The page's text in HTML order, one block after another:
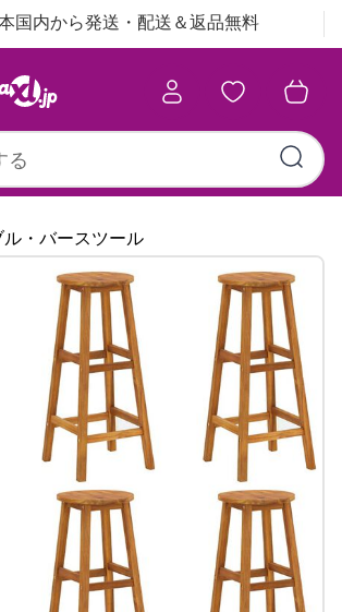
国内から発送・配送＆返品無料
・バースツール